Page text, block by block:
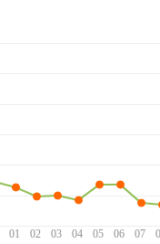
01 02 03 04 05 06 07